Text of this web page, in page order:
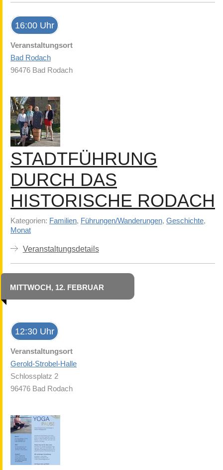
16:00 Uhr
Veranstaltungsort
Bad Rodach
96476 Bad Rodach
STADTFÜHRUNG
DURCH DAS
HISTORISCHE RODACH
Kategorien: Familien, Führungen/Wanderungen, Geschichte,
Monat
Veranstaltungsdetails
MITTWOCH, 12. FEBRUAR
12:30 Uhr
Veranstaltungsort
Gerold-Strobel-Halle
Schlossplatz 2
96476 Bad Rodach